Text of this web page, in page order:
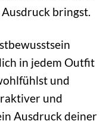
bringst.
in jedem Outfit
und
und
Ausdruck deiner